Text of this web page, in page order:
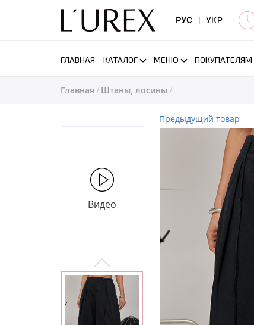
РУС | УКР
ГЛАВНАЯ КАТАЛОГ МЕНЮ ПОКУПАТЕЛЯМ
Главная Штаны, лосины
Видео
Предыдущий товар